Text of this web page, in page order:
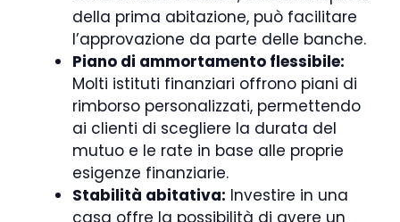
della prima abitazione, può facilitare
l’approvazione da parte delle banche.
Piano di ammortamento flessibile:
Molti istituti finanziari offrono piani di
rimborso personalizzati, permettendo
ai clienti di scegliere la durata del
mutuo e le rate in base alle proprie
esigenze finanziarie.
Stabilità abitativa: Investire in una
casa offre la possibilità di avere un